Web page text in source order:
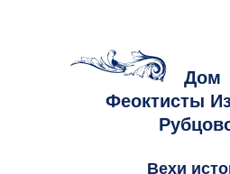
Дом
Феоктисты
Вехи